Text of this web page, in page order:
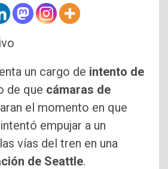
un cargo de intento de
de que cámaras de
el momento en que
empujar a un
vías del tren en una
de Seattle.